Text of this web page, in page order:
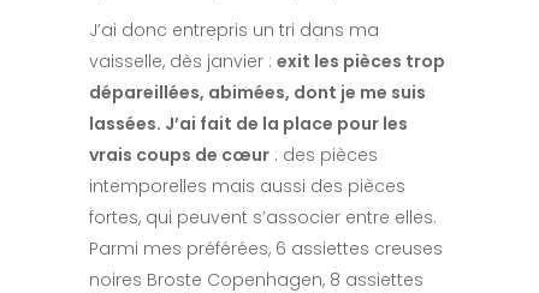
J’ai donc entrepris un tri dans ma
vaisselle, dès janvier : exit les pièces trop
dépareillées, abimées, dont je me suis
lassées. J’ai fait de la place pour les
vrais coups de cœur : des pièces
intemporelles mais aussi des pièces
fortes, qui peuvent s’associer entre elles.
Parmi mes préférées, 6 assiettes creuses
noires Broste Copenhagen, 8 assiettes